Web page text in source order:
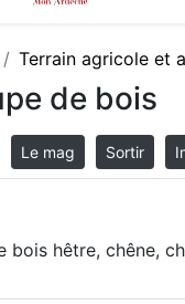
Terrain agricole et
de bois
Le mag Sortir
bois hêtre, chêne,